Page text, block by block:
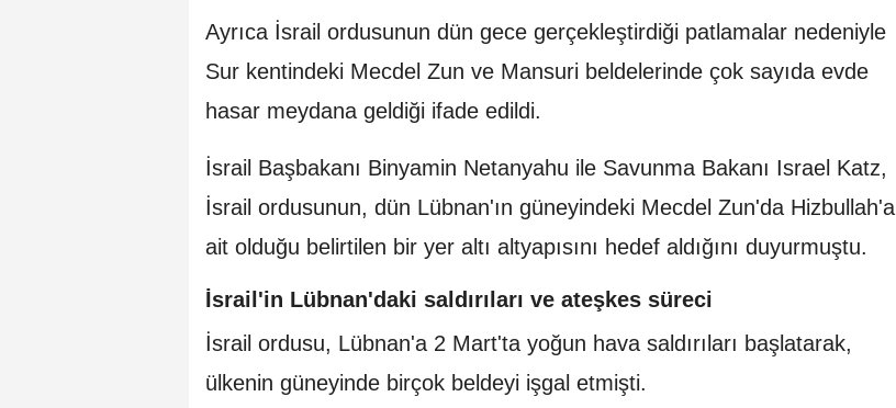
Ayrıca İsrail ordusunun dün gece gerçekleştirdiği patlamalar nedeniyle
Sur kentindeki Mecdel Zun ve Mansuri beldelerinde çok sayıda evde
hasar meydana geldiği ifade edildi.
İsrail Başbakanı Binyamin Netanyahu ile Savunma Bakanı Israel Katz,
İsrail ordusunun, dün Lübnan'ın güneyindeki Mecdel Zun'da Hizbullah'a
ait olduğu belirtilen bir yer altı altyapısını hedef aldığını duyurmuştu.
⁠İsrail'in Lübnan'daki saldırıları ve ateşkes süreci
İsrail ordusu, Lübnan'a 2 Mart'ta yoğun hava saldırıları başlatarak,
ülkenin güneyinde birçok beldeyi işgal etmişti.